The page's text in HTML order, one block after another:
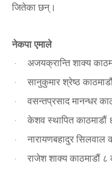
जितेका छन्।
नेकपा एमाले
· अजयक्रान्ति शाक्य
· सानुकुमार श्रेष्ठ
· वसन्तप्रसाद मानन्धर
· केशव स्थापित काठमाडौं
· नारायणबहादुर सिलवाल
· राजेश शाक्य काठमाडौं